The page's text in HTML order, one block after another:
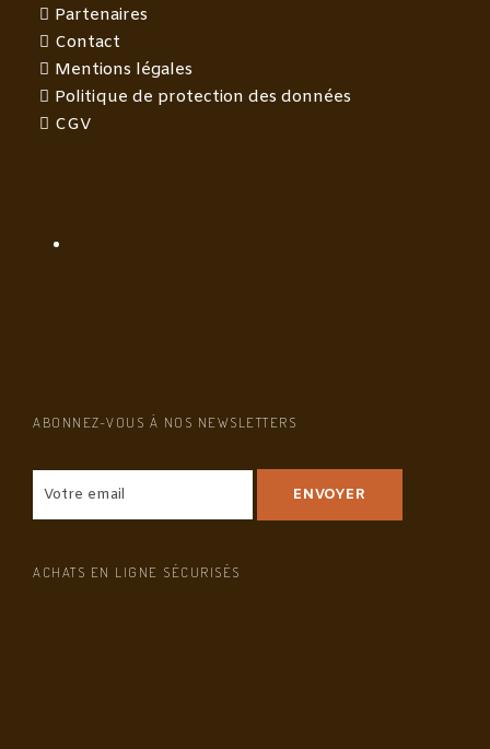
Partenaires
Contact
Mentions légales
Politique de protection des données
CGV
ABONNEZ-VOUS À NOS NEWSLETTERS
ACHATS EN LIGNE SÉCURISÉS